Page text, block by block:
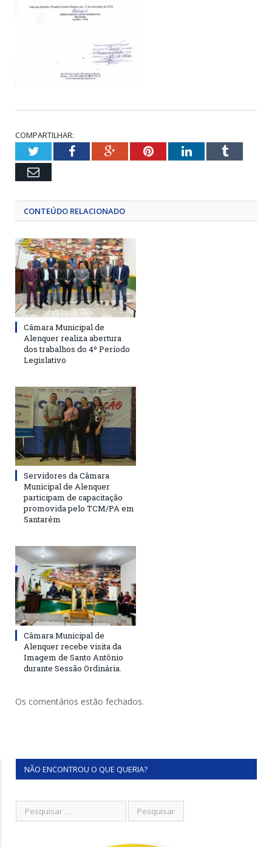
COMPARTILHAR:
TwitterFacebookGoogle+PinterestLinkedInTumblr
Email
CONTEÚDO RELACIONADO
Câmara Municipal de
Alenquer realiza abertura
dos trabalhos do 4º Período
Legislativo
Servidores da Câmara
Municipal de Alenquer
participam de capacitação
promovida pelo TCM/PA em
Santarém
Câmara Municipal de
Alenquer recebe visita da
Imagem de Santo Antônio
durante Sessão Ordinária.
Os comentários estão fechados.
NÃO ENCONTROU O QUE QUERIA?